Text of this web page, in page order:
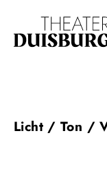
Zur Hauptnavigation
Zum Footer springen
Licht / Ton /